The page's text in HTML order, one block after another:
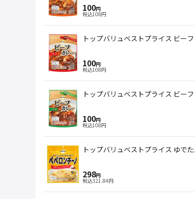
100円
税込108円
トップバリュベストプライス ビー
100円
税込108円
トップバリュベストプライス ビー
100円
税込108円
トップバリュベストプライス ゆで
298円
税込321.84円